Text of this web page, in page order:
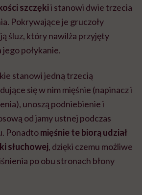
szczękii stanowi dwie trzecia
Pokrywające je gruczoły
śluz, który nawilża przyjęty
połykanie.
stanowi jedną trzecią
się w nim mięśnie (napinacz i
unoszą podniebienie i
od jamy ustnej podczas
Ponadtomięśnie te biorą udział
słuchowej, dzięki czemu możliwe
po obu stronach błony